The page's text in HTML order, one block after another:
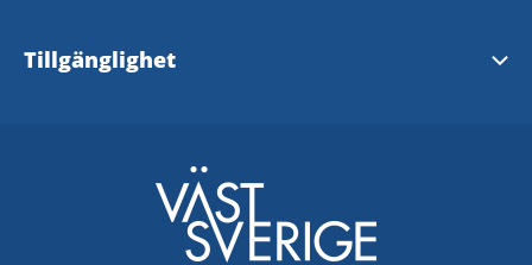
Bengtsfors Turistinformation
Tillgänglighet